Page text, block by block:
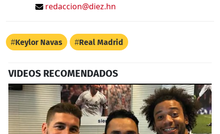
redaccion@diez.hn
Keylor Navas Real Madrid
VIDEOS RECOMENDADOS